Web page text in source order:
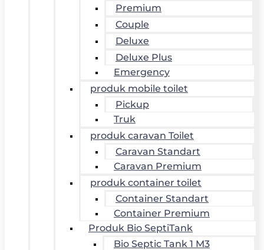
Premium
Couple
Deluxe
Deluxe Plus
Emergency
produk mobile toilet
Pickup
Truk
produk caravan Toilet
Caravan Standart
Caravan Premium
produk container toilet
Container Standart
Container Premium
Produk Bio SeptiTank
Bio Septic Tank 1 M3